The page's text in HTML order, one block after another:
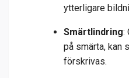
ytterligare
Smärtlindring:
på smärta, kan
förskrivas.